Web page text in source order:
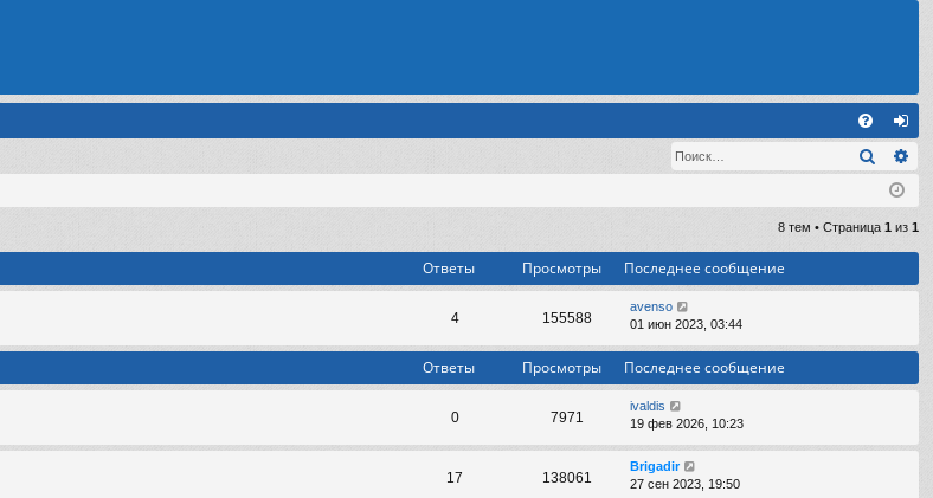
FA хо
д
Поиск
8 тем • Страница 1 из 1
Ответы Просмотры Последнее сообщение
4 155588
avenso
01 июн 2023, 03:44
Ответы Просмотры Последнее сообщение
0 7971
ivaldis
19 фев 2026, 10:23
17 138061
Brigadir
27 сен 2023, 19:50